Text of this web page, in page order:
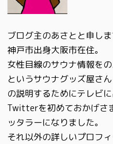
ブログ主のあさとと申しま
神戸市出身大阪市在住。
女性目線のサウナ情報を
というサウナグッズ屋さ
の説明するためにテレビ
Twitterを初めておかげさ
ッタラーになりました。
それ以外の詳しいプロフ